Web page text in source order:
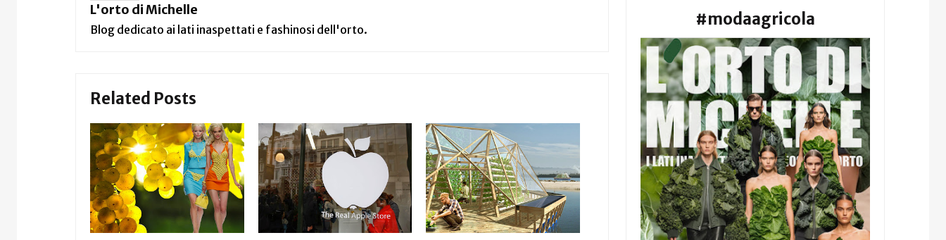
L'orto di Michelle
Blog dedicato ai lati inaspettati e fashinosi dell'orto.
Related Posts
#modaagricola